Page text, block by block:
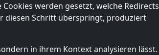
werden gesetzt, welche Redirects
diesen Schritt überspringt, produziert
in ihrem Kontext analysieren lässt.